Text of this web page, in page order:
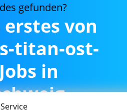
gefunden?
von
titan-ost-
in